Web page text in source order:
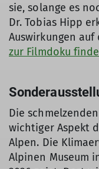
sie, solange es
Dr. Tobias Hipp
Auswirkungen
zur Filmdoku
Die
wichtiger Aspekt
Alpen. Die
Alpinen Museum